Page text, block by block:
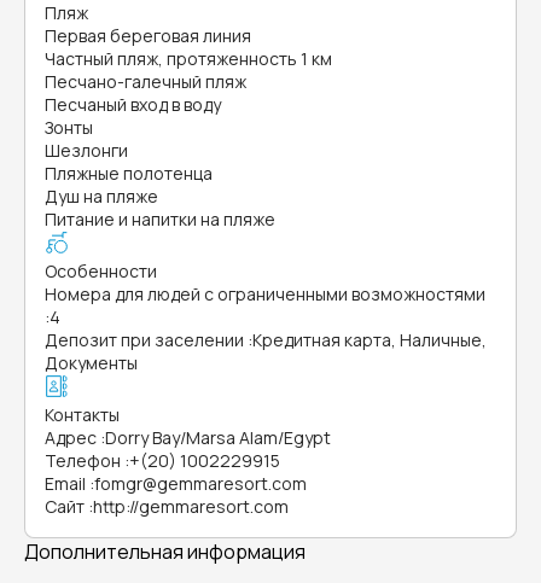
Пляж
Первая береговая линия
Частный пляж, протяженность 1 км
Песчано-галечный пляж
Песчаный вход в воду
Зонты
Шезлонги
Пляжные полотенца
Душ на пляже
Питание и напитки на пляже
Особенности
Номера для людей с ограниченными возможностями
:4
Депозит при заселении :Кредитная карта, Наличные,
Документы
Контакты
Адрес :Dorry Bay/Marsa Alam/Egypt
Телефон :+(20) 1002229915
Email :fomgr@gemmaresort.com
Сайт :http://gemmaresort.com
Дополнительная информация